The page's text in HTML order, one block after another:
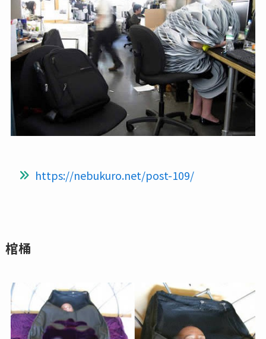
https://nebukuro.net/post-109/
棺桶